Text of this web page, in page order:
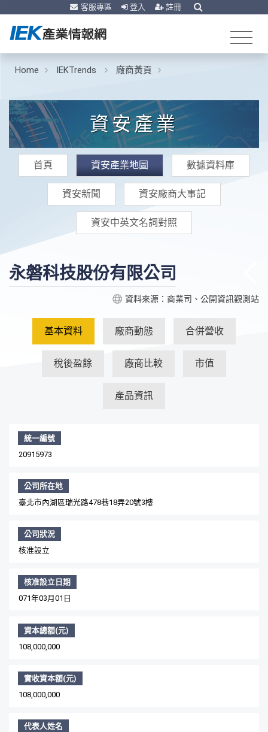
客服專區 登入 註冊
Home IEKTrends 廠商黃頁
資安產業
首頁 資安產業地圖 數據資料庫
資安新聞 資安廠商大事記
資安中英文名詞對照
永磐科技股份有限公司
資料來源：商業司、公開資訊觀測站
基本資料 廠商動態 合併營收
稅後盈餘 廠商比較 市值
產品資訊
統一編號
20915973
公司所在地
臺北市內湖區瑞光路478巷18弄20號3樓
公司狀況
核准設立
核准設立日期
071年03月01日
資本總額(元)
108,000,000
實收資本額(元)
108,000,000
代表人姓名